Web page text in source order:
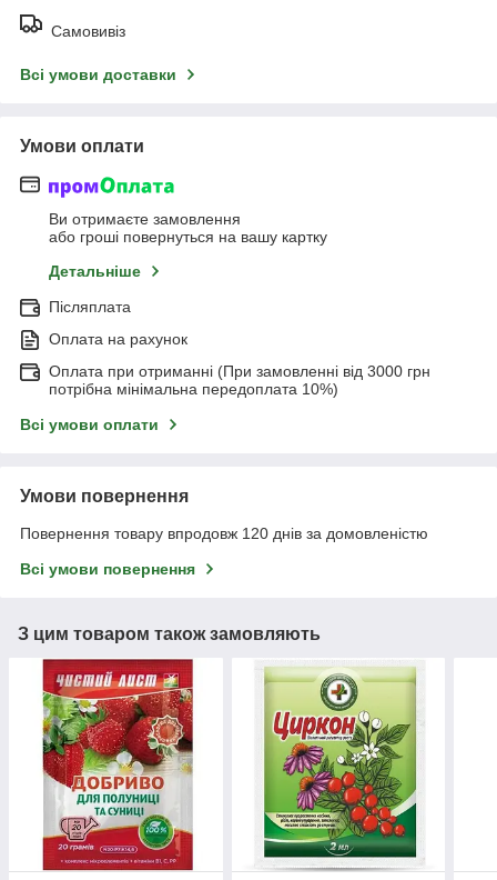
Самовивіз
Всі умови доставки
Умови оплати
Ви отримаєте замовлення
або гроші повернуться на вашу картку
Детальніше
Післяплата
Оплата на рахунок
Оплата при отриманні (При замовленні від 3000 грн
потрібна мінімальна передоплата 10%)
Всі умови оплати
Умови повернення
Повернення товару впродовж 120 днів за домовленістю
Всі умови повернення
З цим товаром також замовляють